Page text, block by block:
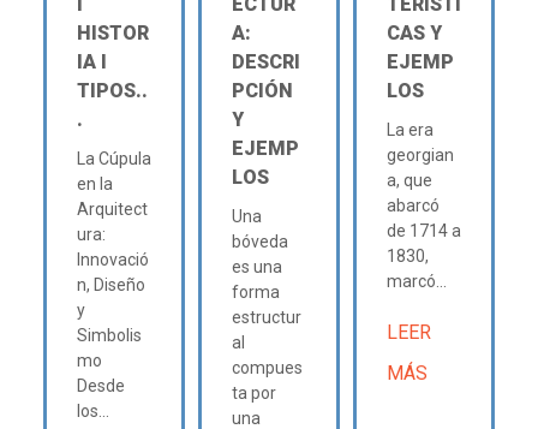
HISTOR
IA Ι
TIPOS..
.
La Cúpula
en la
Arquitect
ura:
Innovació
n, Diseño
y
Simbolis
mo
Desde
los...
A:
DESCRI
PCIÓN
Y
EJEMP
LOS
Una
bóveda
es una
forma
estructur
al
compues
ta por
una
CAS Y
EJEMP
LOS
La era
georgian
a, que
abarcó
de 1714 a
1830,
marcó...
LEER
MÁS